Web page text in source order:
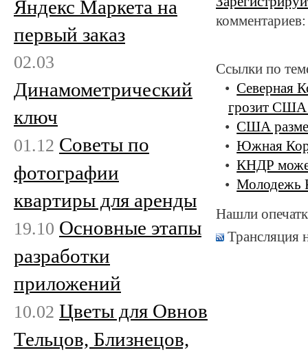
Ссылки по
Северная
грозит США
США
Южная
КНДР
Молодежь
Нашли
Трансляция
Яндекс Маркета на
первый заказ
02.03
Динамометрический
ключ
01.12 Советы по
фотографии
квартиры для аренды
19.10 Основные этапы
разработки
приложений
10.02 Цветы для Овнов
Тельцов, Близнецов,